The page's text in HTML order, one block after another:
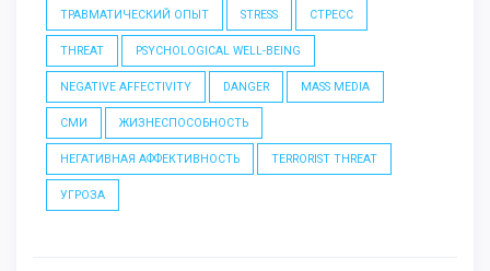
ТРАВМАТИЧЕСКИЙ ОПЫТ STRESS СТРЕСС
THREAT PSYCHOLOGICAL WELL-BEING
NEGATIVE AFFECTIVITY DANGER MASS MEDIA
СМИ ЖИЗНЕСПОСОБНОСТЬ
НЕГАТИВНАЯ АФФЕКТИВНОСТЬ TERRORIST THREAT
УГРОЗА